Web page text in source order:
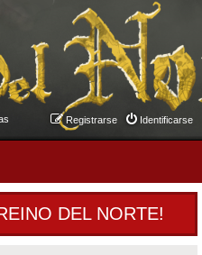
Identificarse
Registrarse
DEL NORTE!